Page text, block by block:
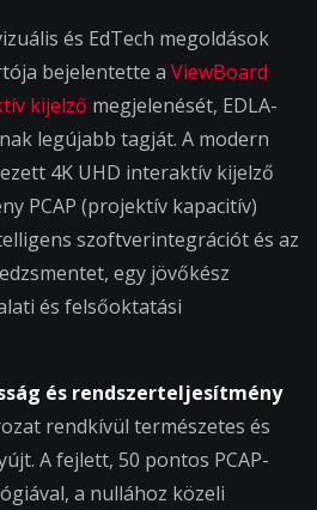
és EdTech megoldások
bejelentette a ViewBoard
kijelző megjelenését, EDLA-
legújabb tagját. A modern
4K UHD interaktív kijelző
PCAP (projektív kapacitív)
szoftverintegrációt és az
egy jövőkész
és felsőoktatási
és rendszerteljesítmény
rendkívül természetes és
A fejlett, 50 pontos PCAP-
a nullához közeli